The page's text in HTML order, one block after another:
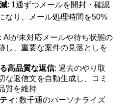
: 1通ずつメールを開封・確認
なり、メール処理時間を50%
: AIが未対応メールや待ち状態の
し、重要な案件の見落としを
高品質な返信: 過去のやり取
な返信文を自動生成し、コミ
質を維持
ィ: 数千通のパーソナライズ